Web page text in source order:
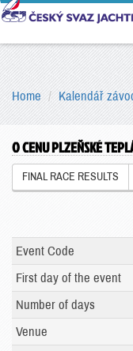
Home Kalendář
O CENU PLZEŇSKÉ
FINAL RACE RESULTS
Event Code
First day of the event
Number of days
Venue